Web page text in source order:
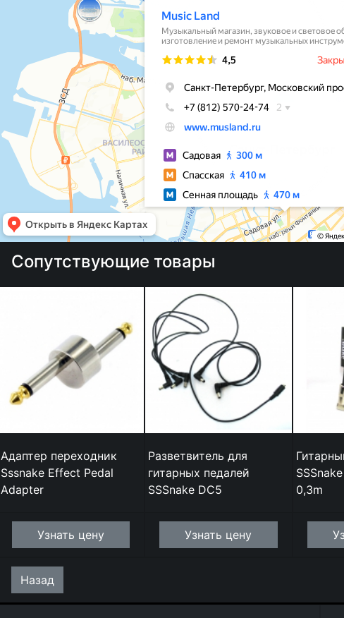
Сопутствующие товары
Адаптер переходник
Sssnake Effect Pedal
Adapter
Узнать цену
Разветвитель для
гитарных педалей
SSSnake DC5
Узнать цену
0,3m
Назад